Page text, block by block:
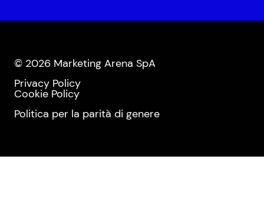
© 2026 Marketing Arena SpA
Privacy Policy
Cookie Policy
Politica per la parità di genere